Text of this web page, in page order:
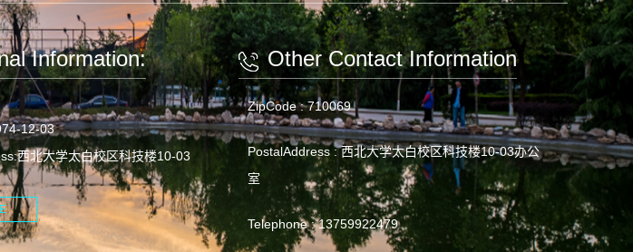
Information:
12-03
西北大学太白校区科技楼10-03
Other Contact Information
ZipCode :710069
PostalAddress :西北大学太白校区科技楼10-03办公
室
Telephone :13759922479